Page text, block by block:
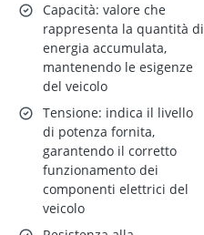
Capacità: valore che
rappresenta la quantità di
energia accumulata,
mantenendo le esigenze
del veicolo
Tensione: indica il livello
di potenza fornita,
garantendo il corretto
funzionamento dei
componenti elettrici del
veicolo